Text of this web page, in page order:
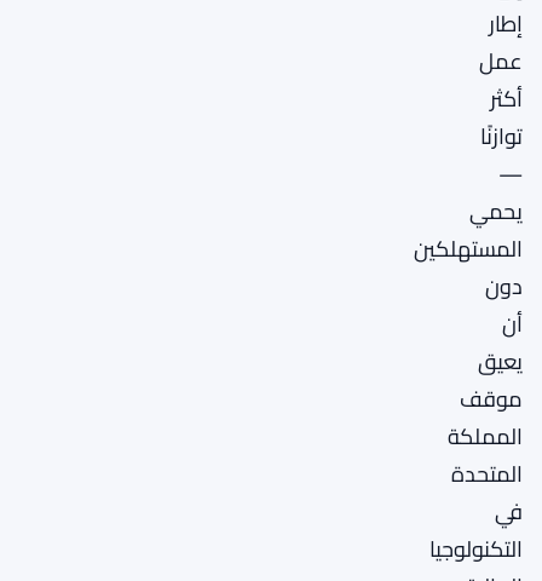
إطار
عمل
أكثر
توازنًا
—
يحمي
المستهلكين
دون
أن
يعيق
موقف
المملكة
المتحدة
في
التكنولوجيا